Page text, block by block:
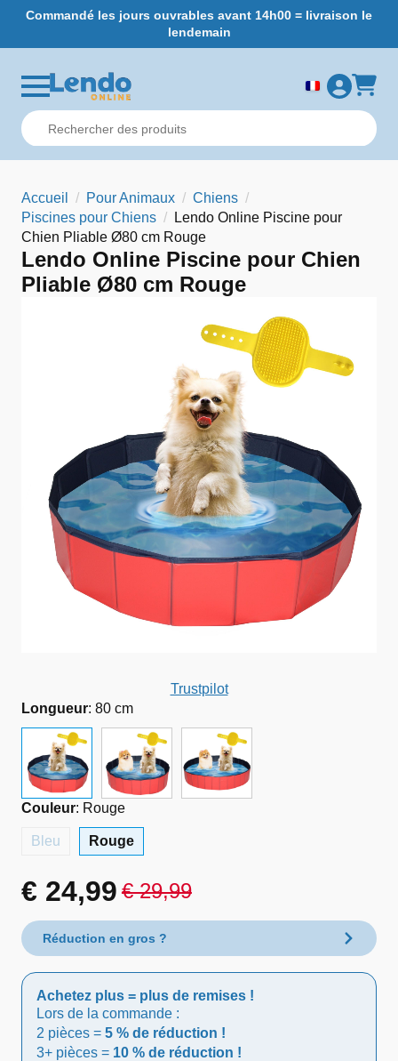
Commandé les jours ouvrables avant 14h00 = livraison le
lendemain
Accueil Pour Animaux
Chiens
Piscines pour Chiens
Lendo Online Piscine pour
Chien Pliable Ø80 cm Rouge
Lendo Online Piscine pour Chien
Pliable Ø80 cm Rouge
Trustpilot
Longueur: 80 cm
Couleur: Rouge
Bleu Rouge
€29,99
Le
prix
initial
était :
€ 29,99.
€ 24,99
Le
prix
actuel
est :
€ 24,99.
Réduction en gros ?
Achetez plus = plus de remises !
Lors de la commande :
2 pièces = 5 % de réduction !
3+ pièces = 10 % de réduction !